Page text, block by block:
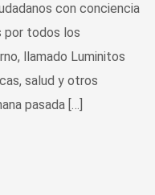
con conciencia
por todos los
llamado Luminitos
salud y otros
pasada […]